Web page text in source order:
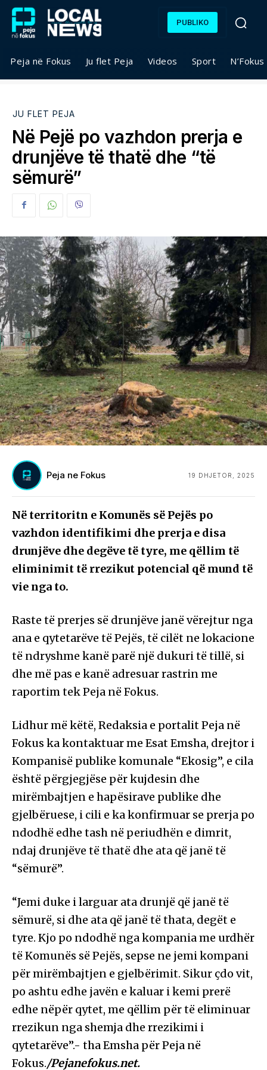
PUBLIKO
Peja në Fokus Ju flet Peja Videos Sport
JU FLET PEJA
Në Pejë po vazhdon prerja e
drunjëve të thatë dhe “të
sëmurë”
Peja ne Fokus 19 DHJETOR, 2025
Në territoritn e Komunës së Pejës po
vazhdon identifikimi dhe prerja e disa
drunjëve dhe degëve të tyre, me qëllim të
eliminimit të rrezikut potencial që mund të
vie nga to.
Raste të prerjes së drunjëve janë vërejtur nga
ana e qytetarëve të Pejës, të cilët ne lokacione
të ndryshme kanë parë një dukuri të tillë, si
dhe më pas e kanë adresuar rastrin me
raportim tek Peja në Fokus.
Lidhur më këtë, Redaksia e portalit Peja në
Fokus ka kontaktuar me Esat Emsha, drejtor i
Kompanisë publike komunale “Ekosig”, e cila
është përgjegjëse për kujdesin dhe
mirëmbajtjen e hapësirave publike dhe
gjelbëruese, i cili e ka konfirmuar se prerja po
ndodhë edhe tash në periudhën e dimrit,
ndaj drunjëve të thatë dhe ata që janë të
“sëmurë”.
“Jemi duke i larguar ata drunjë që janë të
sëmurë, si dhe ata që janë të thata, degët e
tyre. Kjo po ndodhë nga kompania me urdhër
të Komunës së Pejës, sepse ne jemi kompani
për mirëmbajtjen e gjelbërimit. Sikur çdo vit,
po ashtu edhe javën e kaluar i kemi prerë
edhe nëpër qytet, me qëllim për të eliminuar
rrezikun nga shemja dhe rrezikimi i
qytetarëve”.- tha Emsha për Peja në
Fokus./Pejanefokus.net.